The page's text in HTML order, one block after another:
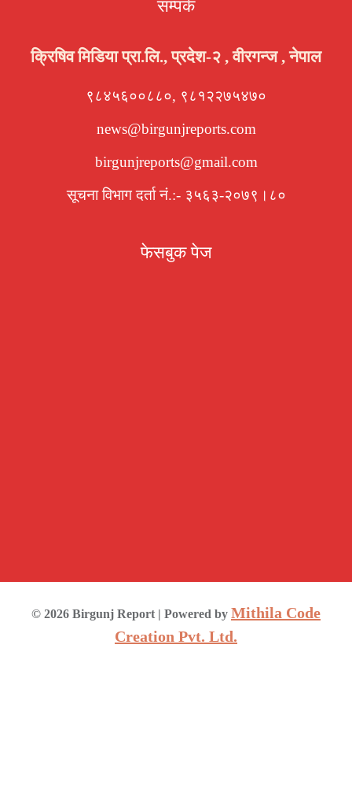
सम्पर्क
क्रिषिव मिडिया प्रा.लि., प्रदेश-२ , वीरगन्ज , नेपाल
९८४५६००८८०, ९८१२२७५४७०
news@birgunjreports.com
birgunjreports@gmail.com
सूचना विभाग दर्ता नं.:- ३५६३-२०७९।८०
फेसबुक पेज
© 2026 Birgunj Report | Powered by Mithila Code
Creation Pvt. Ltd.